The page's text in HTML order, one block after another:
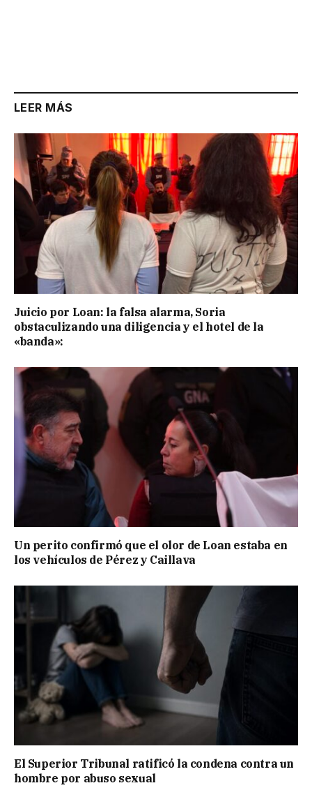
LEER MÁS
Juicio por Loan: la falsa alarma, Soria
obstaculizando una diligencia y el hotel de la
«banda»:
Un perito confirmó que el olor de Loan estaba en
los vehículos de Pérez y Caillava
El Superior Tribunal ratificó la condena contra un
hombre por abuso sexual